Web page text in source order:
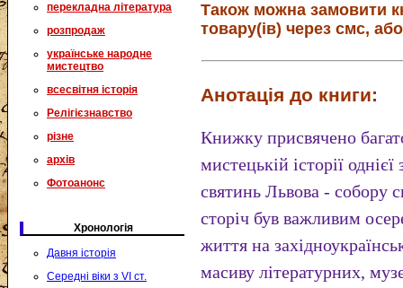
перекладна література
розпродаж
українське народне
мистецтво
всесвітня історія
Релігієзнавство
різне
архів
Фотоанонс
Хронологія
Давня історія
Середні віки з VI ст.
Також можна замовити
товару(ів) через смс,
Анотація до книги:
Книжку присвячено
мистецькій історії
святинь Львова - собору
сторіч був важливим
життя на
масиву літературних,